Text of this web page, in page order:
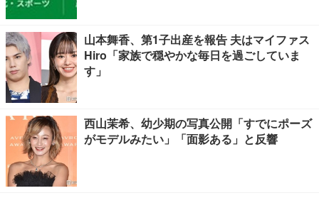
山本舞香、第1子出産を報告 夫はマイファス
Hiro「家族で穏やかな毎日を過ごしていま
す」
西山茉希、幼少期の写真公開「すでにポーズ
がモデルみたい」「面影ある」と反響